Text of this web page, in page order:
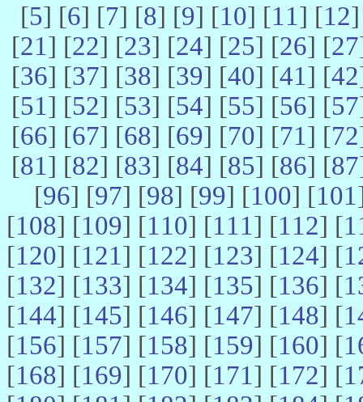
[5] [6] [7] [8] [9] [10] [11] [12
[21] [22] [23] [24] [25] [26] [27
[36] [37] [38] [39] [40] [41] [42
[51] [52] [53] [54] [55] [56] [57
[66] [67] [68] [69] [70] [71] [72
[81] [82] [83] [84] [85] [86] [87
[96] [97] [98] [99] [100] [101
[108] [109] [110] [111] [112] [
[120] [121] [122] [123] [124] [
[132] [133] [134] [135] [136] [
[144] [145] [146] [147] [148] [
[156] [157] [158] [159] [160] [
[168] [169] [170] [171] [172] [